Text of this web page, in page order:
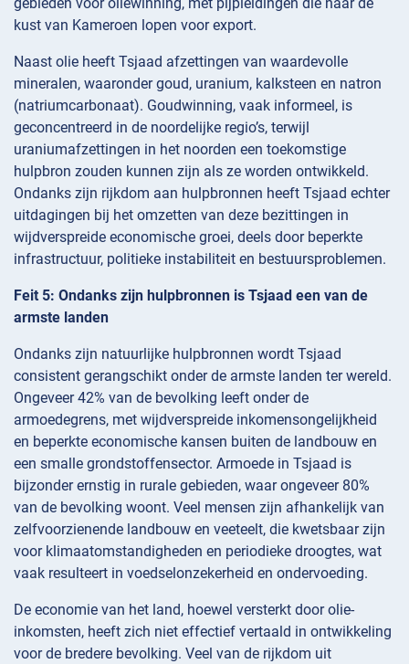
kust van Kameroen lopen voor export.
Naast olie heeft Tsjaad afzettingen van waardevolle
mineralen, waaronder goud, uranium, kalksteen en natron
(natriumcarbonaat). Goudwinning, vaak informeel, is
geconcentreerd in de noordelijke regio’s, terwijl
uraniumafzettingen in het noorden een toekomstige
hulpbron zouden kunnen zijn als ze worden ontwikkeld.
Ondanks zijn rijkdom aan hulpbronnen heeft Tsjaad echter
uitdagingen bij het omzetten van deze bezittingen in
wijdverspreide economische groei, deels door beperkte
infrastructuur, politieke instabiliteit en bestuursproblemen.
Feit 5: Ondanks zijn hulpbronnen is Tsjaad een van de
armste landen
Ondanks zijn natuurlijke hulpbronnen wordt Tsjaad
consistent gerangschikt onder de armste landen ter wereld.
Ongeveer 42% van de bevolking leeft onder de
armoedegrens, met wijdverspreide inkomensongelijkheid
en beperkte economische kansen buiten de landbouw en
een smalle grondstoffensector. Armoede in Tsjaad is
bijzonder ernstig in rurale gebieden, waar ongeveer 80%
van de bevolking woont. Veel mensen zijn afhankelijk van
zelfvoorzienende landbouw en veeteelt, die kwetsbaar zijn
voor klimaatomstandigheden en periodieke droogtes, wat
vaak resulteert in voedselonzekerheid en ondervoeding.
De economie van het land, hoewel versterkt door olie-
inkomsten, heeft zich niet effectief vertaald in ontwikkeling
voor de bredere bevolking. Veel van de rijkdom uit